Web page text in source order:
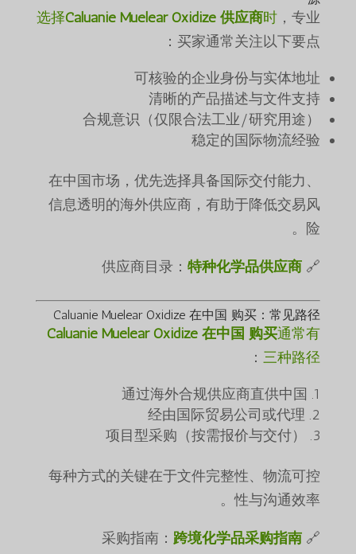
选择Caluanie Muelear Oxidize 供应商时 ，专业
买家通常关注以下要点：
可核验的企业身份与实体地址
清晰的产品描述与文件支持
合规意识（仅限合法工业/研究用途）
稳定的国际物流经验
在中国市场，优先选择具备国际交付能力、
信息透明的海外供应商，有助于降低交易风
险。
🔗 供应商目录：
特种化学品供应商
Caluanie Muelear Oxidize 在中国 购买：常见路径
Caluanie Muelear Oxidize 在中国 购买通常有
三种路径
：
通过海外合规供应商直供中国
经由国际贸易公司或代理
项目型采购（按需报价与交付）
每种方式的关键在于文件完整性、物流可控
性与沟通效率。
🔗 采购指南：
跨境化学品采购指南